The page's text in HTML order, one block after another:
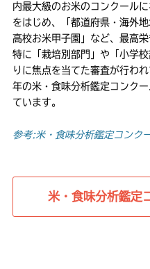
内最大級のお米のコンクール
をはじめ、「都道府県・海外
高校お米甲子園」など、最高
特に「栽培別部門」や「小学
りに焦点を当てた審査が行
年の米・食味分析鑑定コンク
ています。
参考:米・食味分析鑑定コンク
米・食味分析鑑定